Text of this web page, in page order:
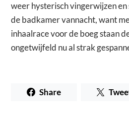
weer hysterisch vingerwijzen en
de badkamer vannacht, want
inhaalrace voor de boeg staan
ongetwijfeld nu al strak
Share